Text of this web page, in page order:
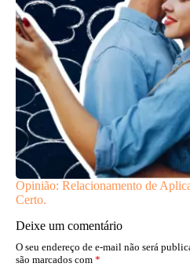
Opinião: Relacionamento de
Certo.
Deixe um comentário
O seu endereço de e-mail não será
são marcados com *